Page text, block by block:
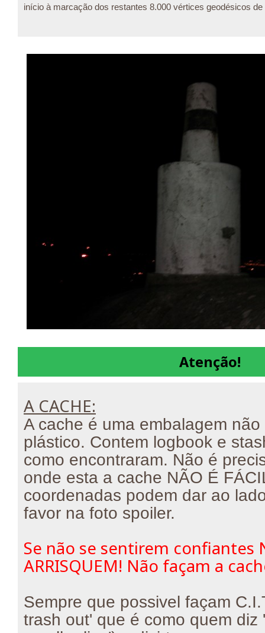
início à marcação dos restantes 8.000 vértices geodésicos de
Atenção!
A CACHE:
A cache é uma embalagem
plástico. Contem logbook e
como encontraram. Não é
onde esta a cache NÃO É
coordenadas podem dar ao
favor na foto spoiler.
Se não se sentirem confiantes
ARRISQUEM! Não façam a
Sempre que possivel façam
trash out' que é como quem diz